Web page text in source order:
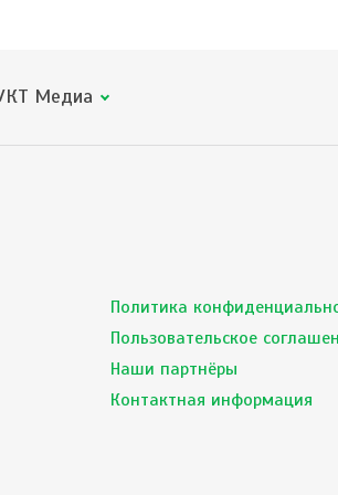
Медиа
Политика
Пользовательское
Наши партнёры
Контактная информация